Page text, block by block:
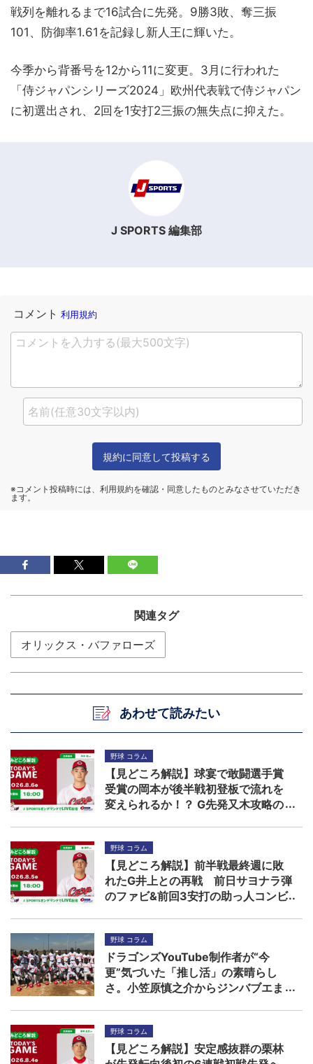
戦列を離れるまで16試合に先発。9勝3敗、奪三振
101、防御率1.61を記録し新人王に輝いた。
今季から背番号を12から11に変更。3月に行われた
「侍ジャパンシリーズ2024」欧州代表戦で侍ジャパン
に初選出され、2回を1安打2三振の無失点に抑えた。
J SPORTS 編集部
関連タグ
オリックス・バファローズ
あわせて読みたい
野球 コラム
【見どころ解説】球宴で敢闘選手賞
受賞の岡本が後半戦初登板で流れを
変えられるか！？ G先発又木攻略の
野球 コラム
【見どころ解説】前半戦最終週に敗
れたG井上との再戦 前日サヨナラ弾
のファビ&前回3安打の助っ人コンビ
野球 コラム
ドラゴンズYouTube制作者が“今
更”気づいた「推し活」の素晴らし
さ。小笠原慎之介からジンバブエま
野球 コラム
【見どころ解説】安定感抜群の栗林